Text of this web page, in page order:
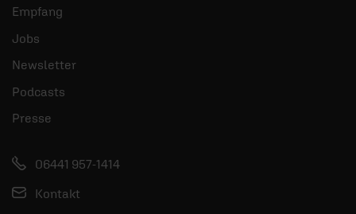
Empfang
Jobs
Newsletter
Podcasts
Presse
06441 957-1414
Kontakt